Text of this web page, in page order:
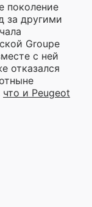
поколение
за другими
Groupe
с ней
отказался
что и Peugeot